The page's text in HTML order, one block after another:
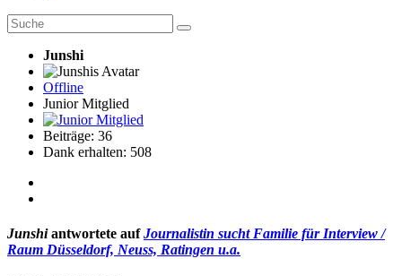
Junshi
Offline
Junior Mitglied
Beiträge: 36
Dank erhalten: 508
Junshiantwortete aufJournalistin sucht Familie für Interview /
Raum Düsseldorf, Neuss, Ratingen u.a.